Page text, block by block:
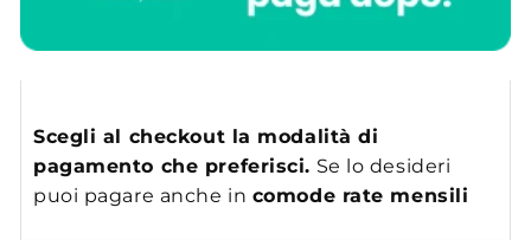
Scegli al checkout la modalità di
pagamento che preferisci. Se lo desideri
puoi pagare anche in comode rate mensili